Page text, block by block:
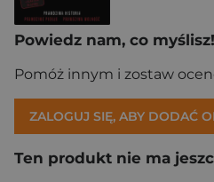
Powiedz nam, co myślisz!
Pomóż innym i zostaw
ZALOGUJ SIĘ, ABY DODAĆ
Ten produkt nie ma